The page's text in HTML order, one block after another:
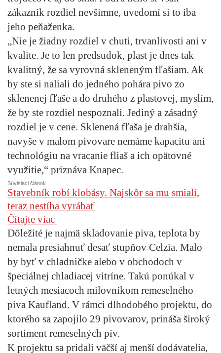
zákazník rozdiel nevšimne, uvedomí si to iba
jeho peňaženka.
„Nie je žiadny rozdiel v chuti, trvanlivosti ani v
kvalite. Je to len predsudok, plast je dnes tak
kvalitný, že sa vyrovná skleneným fľašiam. Ak
by ste si naliali do jedného pohára pivo zo
sklenenej fľaše a do druhého z plastovej, myslím,
že by ste rozdiel nespoznali. Jediný a zásadný
rozdiel je v cene. Sklenená fľaša je drahšia,
navyše v malom pivovare nemáme kapacitu ani
technológiu na vracanie fliaš a ich opätovné
využitie,“ priznáva Knapec.
Súvisiaci článok
Stavebník robí klobásy. Najskôr sa mu smiali,
teraz nestíha vyrábať
Čítajte viac
Dôležité je najmä skladovanie piva, teplota by
nemala presiahnuť desať stupňov Celzia. Malo
by byť v chladničke alebo v obchodoch v
špeciálnej chladiacej vitríne. Takú ponúkal v
letných mesiacoch milovníkom remeselného
piva Kaufland. V rámci dlhodobého projektu, do
ktorého sa zapojilo 29 pivovarov, prináša široký
sortiment remeselných pív.
K projektu sa pridali väčší aj menší dodávatelia,